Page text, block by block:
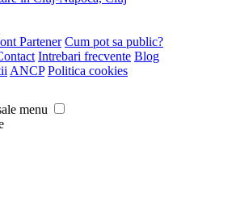
Partener Cum pot sa public?
Intrebari frecvente Blog
ANCP Politica cookies
menu